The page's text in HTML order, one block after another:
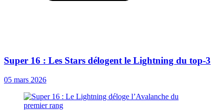
Super 16 : Les Stars délogent le Lightning du top-3
05 mars 2026